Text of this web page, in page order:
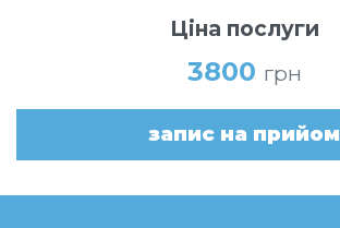
Ціна послуги
3800 грн
запис на прийом